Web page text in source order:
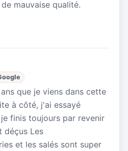
mauvaise qualité.
que je viens dans cette
à côté, j'ai essayé
finis toujours par revenir
déçus Les
et les salés sont super